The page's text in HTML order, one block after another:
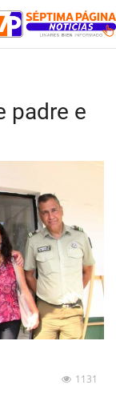
padre e
1131